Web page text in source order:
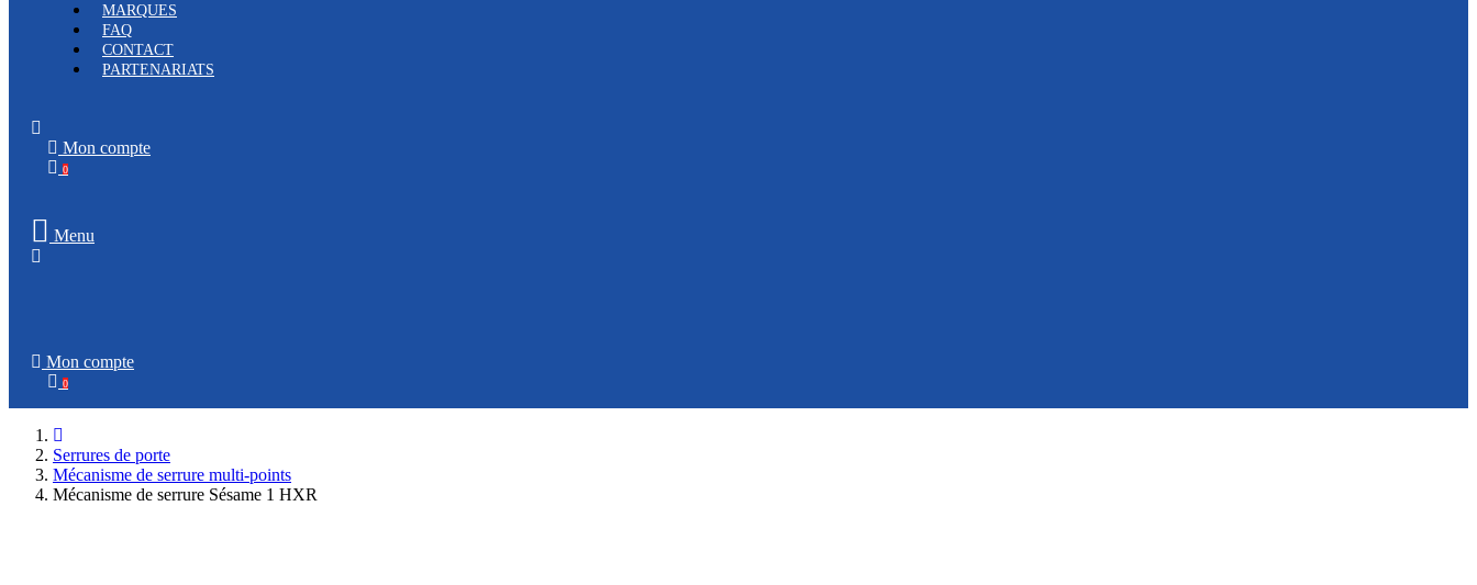
MARQUES
FAQ
CONTACT
PARTENARIATS
Mon compte
0
Menu
Mon compte
0
Serrures de porte
Mécanisme de serrure multi-points
Mécanisme de serrure Sésame 1 HXR